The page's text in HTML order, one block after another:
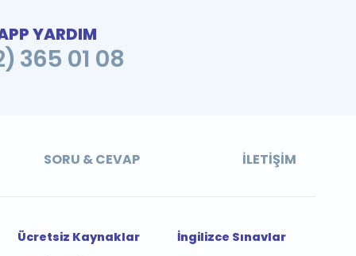
YARDIM
365 01 08
SORU & CEVAP İLETIŞIM
Ücretsiz Kaynaklar
İngilizce Sınavlar